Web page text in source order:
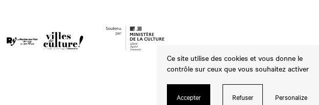
Ce site utilise des cookies et vous donne le
contrôle sur ceux que vous souhaitez activer
Accepter Refuser Personalize